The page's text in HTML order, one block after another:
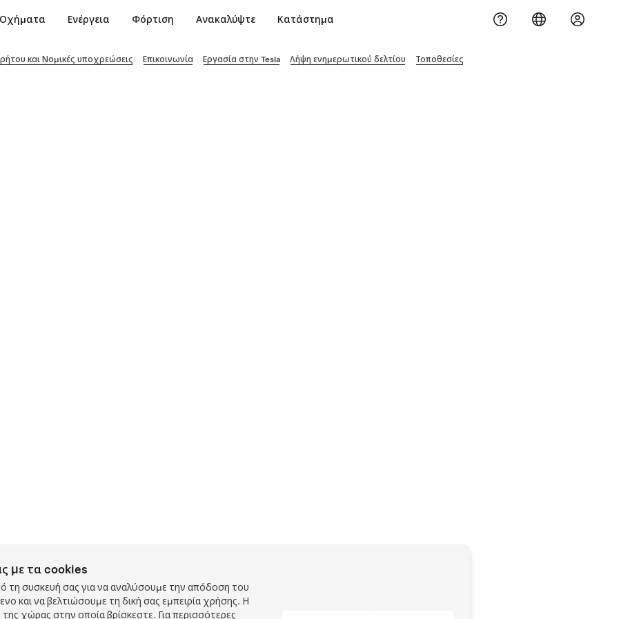
Οχήματα Ενέργεια Φόρτιση Ανακαλύψτε Κατάστημα
και Νομικές υποχρεώσεις Επικοινωνία Εργασία στην Tesla Λήψη ενημερωτικού δελτίου Τοποθεσίες
με τα cookies
τη συσκευή σας για να αναλύσουμε την απόδοση του
και να βελτιώσουμε τη δική σας εμπειρία χρήσης. Η
χώρας στην οποία βρίσκεστε. Για περισσότερες